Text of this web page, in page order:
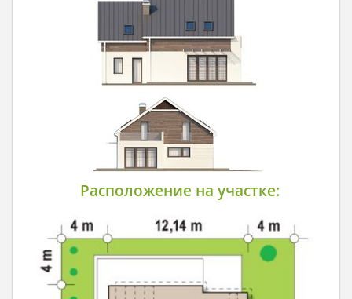
Расположение на участке: